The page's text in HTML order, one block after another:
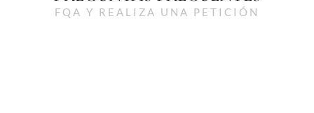
FQA Y REALIZA UNA PETICIÓN